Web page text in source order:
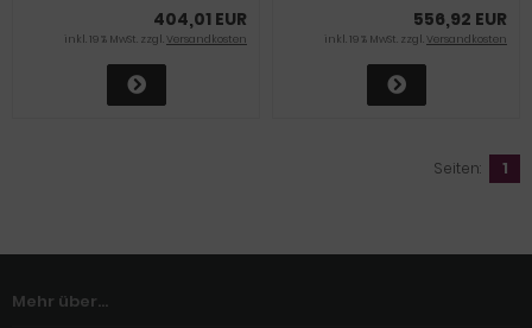
404,01 EUR
inkl. 19 % MwSt. zzgl.Versandkosten
556,92 EUR
inkl. 19 % MwSt. zzgl.Versandkosten
Seiten: 1
Mehr über...